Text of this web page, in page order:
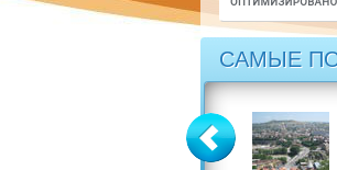
САМЫЕ
вопросов: 2828